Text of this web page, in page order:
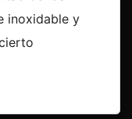
inoxidable y